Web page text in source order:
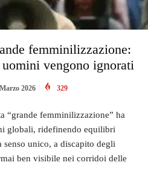
femminilizzazione:
vengono ignorati
2026 329
“grande femminilizzazione” ha
globali, ridefinendo equilibri
unico, a discapito degli
ben visibile nei corridoi delle